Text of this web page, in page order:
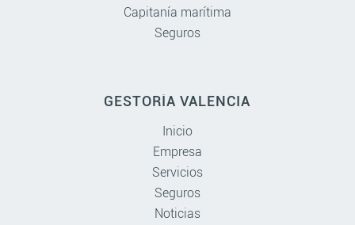
Capitanía marítima
Seguros
GESTORÍA VALENCIA
Inicio
Empresa
Servicios
Seguros
Noticias